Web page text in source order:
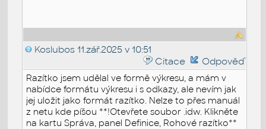
Koslubos 11.zář.2025 v 10:51
Citace
Odpověď
Razítko jsem udělal ve formě výkresu, a mám v
nabídce formátu výkresu i s odkazy, ale nevím jak
jej uložit jako formát razítko. Nelze to přes manuál
z netu kde píšou **!Otevřete soubor .idw. Klikněte
na kartu Správa, panel Definice, Rohové razítko**